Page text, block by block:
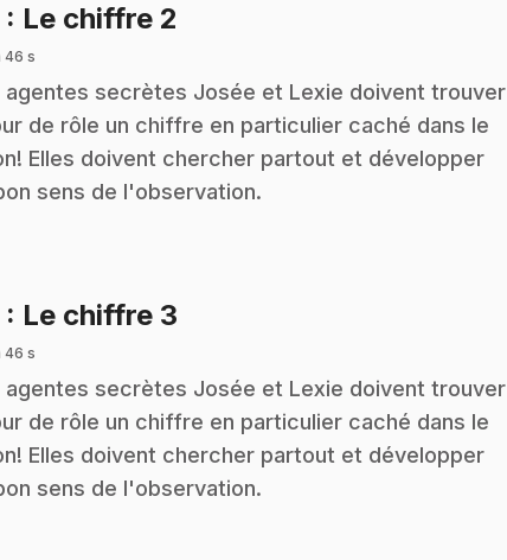
: Le chiffre 2
46 s
agentes secrètes Josée et Lexie doivent trouver
de rôle un chiffre en particulier caché dans le
Elles doivent chercher partout et développer
sens de l'observation.
: Le chiffre 3
46 s
agentes secrètes Josée et Lexie doivent trouver
de rôle un chiffre en particulier caché dans le
Elles doivent chercher partout et développer
sens de l'observation.